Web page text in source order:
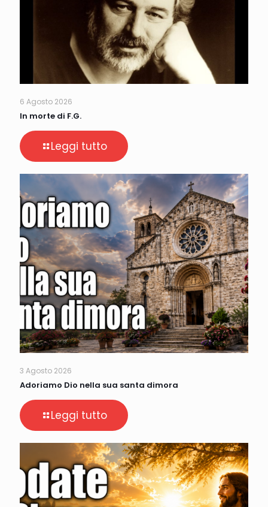
6 Agosto 2026
In morte di F.G.
Leggi tutto
3 Agosto 2026
Adoriamo Dio nella sua santa dimora
Leggi tutto